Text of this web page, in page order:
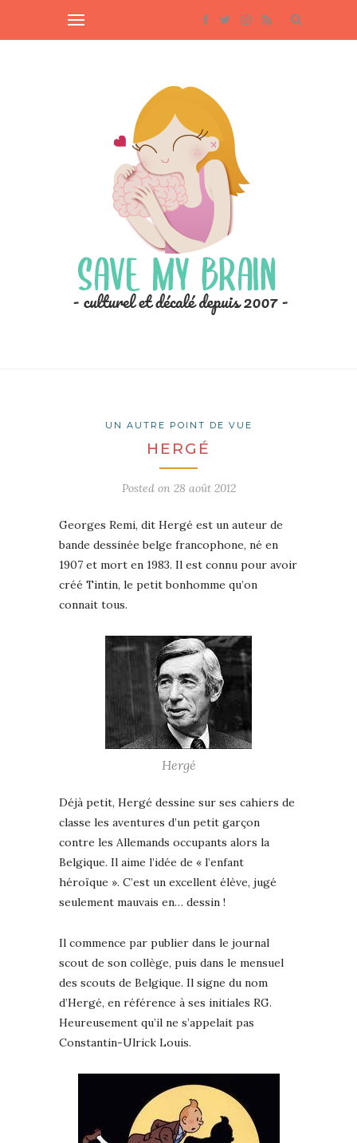
UN AUTRE POINT DE VUE
HERGÉ
Posted on 28 août 2012
Georges Remi, dit Hergé est un auteur de
bande dessinée belge francophone, né en
1907 et mort en 1983. Il est connu pour avoir
créé Tintin, le petit bonhomme qu’on
connait tous.
Hergé
Déjà petit, Hergé dessine sur ses cahiers de
classe les aventures d’un petit garçon
contre les Allemands occupants alors la
Belgique. Il aime l’idée de « l’enfant
héroïque ». C’est un excellent élève, jugé
seulement mauvais en… dessin !
Il commence par publier dans le journal
scout de son collège, puis dans le mensuel
des scouts de Belgique. Il signe du nom
d’Hergé, en référence à ses initiales RG.
Heureusement qu’il ne s’appelait pas
Constantin-Ulrick Louis.